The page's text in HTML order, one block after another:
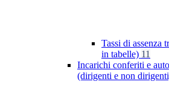
Tassi di assenza
in tabelle) 11
Incarichi conferiti e
(dirigenti e non